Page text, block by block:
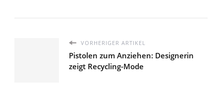
VORHERIGER ARTIKEL
Pistolen zum Anziehen: Designerin
zeigt Recycling-Mode